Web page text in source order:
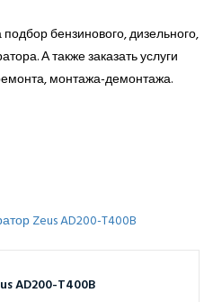
бензинового, дизельного,
А также заказать услуги
монтажа-демонтажа.
AD200-T400B